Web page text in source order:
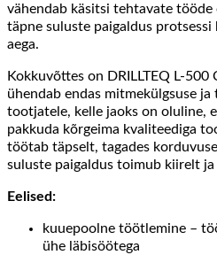
vähendab käsitsi tehtavate tööde
täpne suluste paigaldus
aega.
Kokkuvõttes on DRILLTEQ L-
ühendab endas mitmekülgsuse
tootjatele, kelle jaoks on oluline,
pakkuda kõrgeima kvaliteediga
töötab täpselt, tagades
suluste paigaldus toimub kiirelt
Eelised:
kuuepoolne töötlemine –
ühe läbisöötega